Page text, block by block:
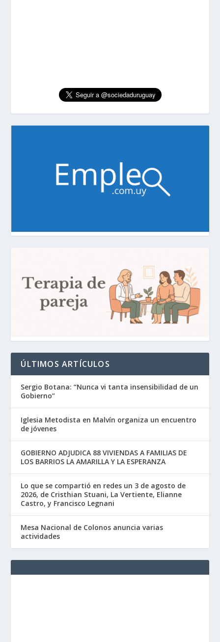
ÚLTIMOS ARTÍCULOS
Sergio Botana: “Nunca vi tanta insensibilidad de un
Gobierno”
Iglesia Metodista en Malvín organiza un encuentro
de jóvenes
GOBIERNO ADJUDICA 88 VIVIENDAS A FAMILIAS DE
LOS BARRIOS LA AMARILLA Y LA ESPERANZA
Lo que se compartió en redes un 3 de agosto de
2026, de Cristhian Stuani, La Vertiente, Elianne
Castro, y Francisco Legnani
Mesa Nacional de Colonos anuncia varias
actividades